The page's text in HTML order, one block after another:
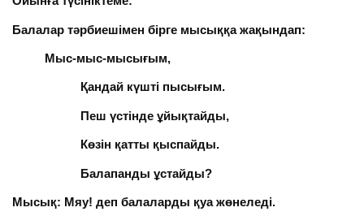
Балалар тәрбиешімен бірге мысыққа жақындап:
Мыс-мыс-мысығым,
Қандай күшті пысығым.
Пеш үстінде ұйықтайды,
Көзін қатты қыспайды.
Балапанды ұстайды?
Мысық: Мяу! деп балаларды қуа жөнеледі.